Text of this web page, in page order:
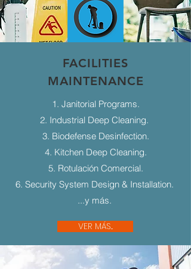
FACILITIES
MAINTENANCE
1. Janitorial Programs.
2. Industrial Deep Cleaning.
3. Biodefense Desinfection.
4. Kitchen Deep Cleaning.
5. Rotulación Comercial.
6. Security System Design & Installation.
...y más.
VER MÁS...